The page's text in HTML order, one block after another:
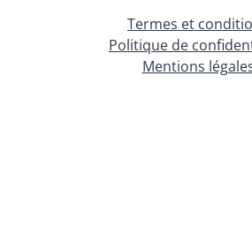
Termes et
Politique de
Mentions